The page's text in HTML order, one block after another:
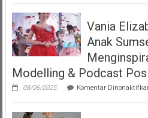
Vania
Anak
Modelling & Podcast
08/06/2025 Komentar